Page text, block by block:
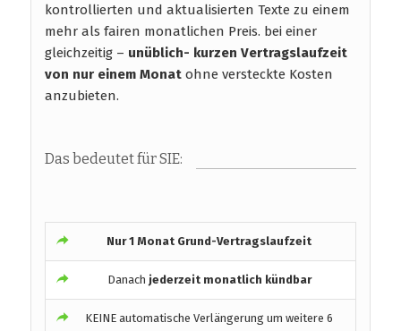
kontrollierten und aktualisierten Texte zu einem
mehr als fairen monatlichen Preis. bei einer
gleichzeitig – unüblich- kurzen Vertragslaufzeit
von nur einem Monat ohne versteckte Kosten
anzubieten.
Das bedeutet für SIE:
Nur 1 Monat Grund-Vertragslaufzeit
Danach jederzeit monatlich kündbar
KEINE automatische Verlängerung um weitere 6